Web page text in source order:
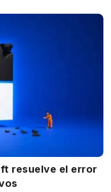
resuelve el error